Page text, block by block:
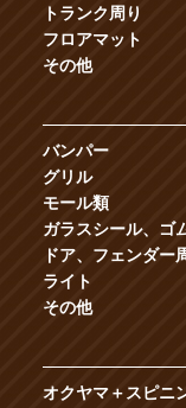
トランク周り
フロアマット
その他
バンパー
グリル
モール類
ガラスシール、ゴ
ドア、フェンダー
ライト
その他
オクヤマ＋スピニ